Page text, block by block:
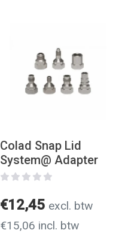
Colad Snap Lid
System@ Adapter
€12,45 excl. btw
€15,06 incl. btw